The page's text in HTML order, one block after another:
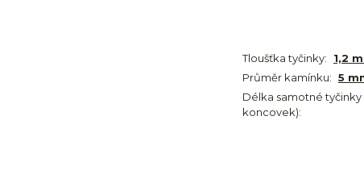
Tloušťka tyčinky:
1,2
Průměr kamínku: 5
Délka samotné tyčinky
koncovek):